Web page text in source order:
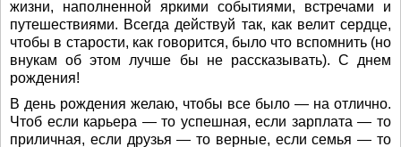
жизни, наполненной яркими событиями, встречами и
путешествиями. Всегда действуй так, как велит сердце,
чтобы в старости, как говорится, было что вспомнить (но
внукам об этом лучше бы не рассказывать). С днем
рождения!
В день рождения желаю, чтобы все было — на отлично.
Чтоб если карьера — то успешная, если зарплата — то
приличная, если друзья — то верные, если семья — то